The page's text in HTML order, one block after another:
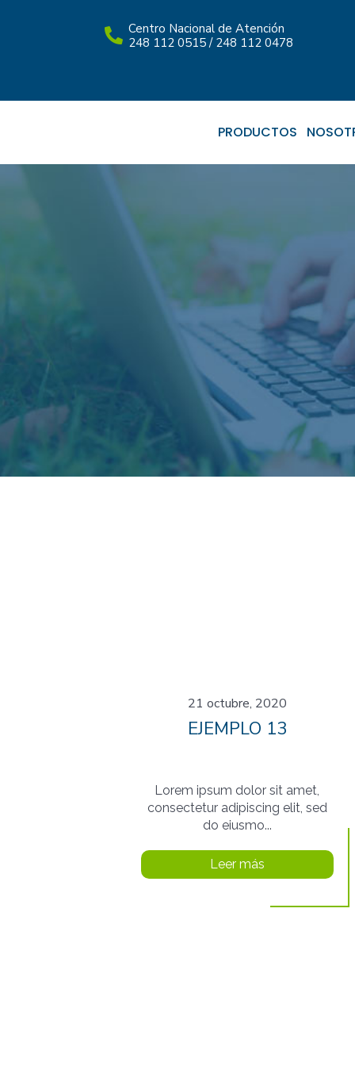
Centro Nacional de Atención
248 112 0515 / 248 112 0478
PRODUCTOS
21 octubre, 2020
EJEMPLO 13
Lorem ipsum dolor sit amet,
consectetur adipiscing elit, sed
do eiusmo...
Leer más